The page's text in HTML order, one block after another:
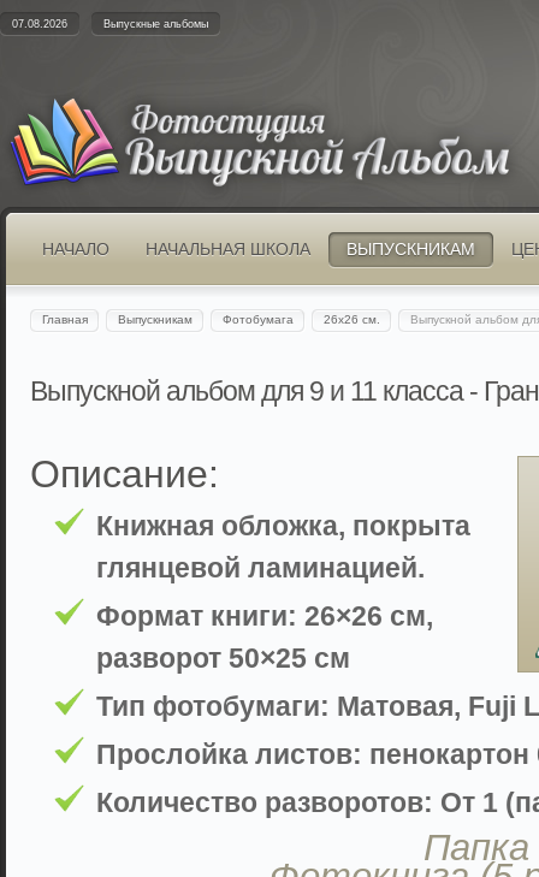
07.08.2026 Выпускные альбомы
НАЧАЛО НАЧАЛЬНАЯ ШКОЛА ВЫПУСКНИКАМ
Главная Выпускникам Фотобумага 26х26 см. Выпускной альбом
Выпускной альбом для 9 и 11 класса -
Описание:
Книжная обложка, покрыта
глянцевой ламинацией.
Формат книги: 26×26 см,
разворот 50×25 см
Тип фотобумаги: Матовая, Fuji
Прослойка листов:
Количество разворотов: От 1